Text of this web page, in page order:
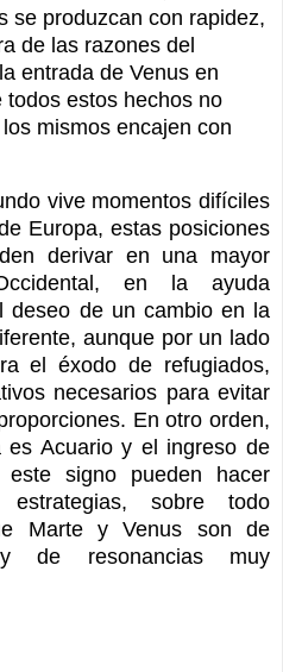
se produzcan con rapidez,
de las razones del
entrada de Venus en
estos hechos no
mismos encajen con
vive momentos difíciles
Europa, estas posiciones
derivar en una mayor
en la ayuda
deseo de un cambio en la
aunque por un lado
el éxodo de refugiados,
necesarios para evitar
En otro orden,
es Acuario y el ingreso de
signo pueden hacer
estrategias, sobre todo
Marte y Venus son de
de resonancias muy